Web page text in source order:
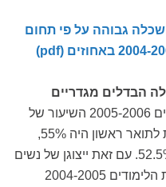
להשכלה גבוהה על פי תחום
הבדלים מגדריים
אמנם נכון לשנת הלימודים 2005-2006 השיעור של
כלל הנשים הלומדות באוניברסיטות לתואר ראשון היה 55%,
לתואר שני 56.6% ולתואר שלישי 52.5%. עם זאת ייצוגן של נשים
בסגל האקדמי נמוך בהרבה, ובשנת הלימודים 2004-2005